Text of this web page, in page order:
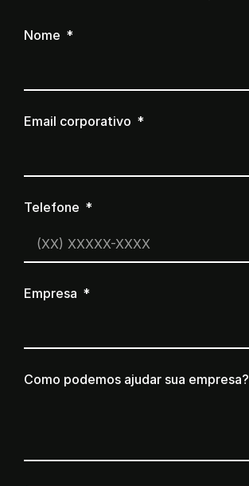
Nome
Email corporativo
Telefone
Empresa
Como podemos ajudar sua empresa?